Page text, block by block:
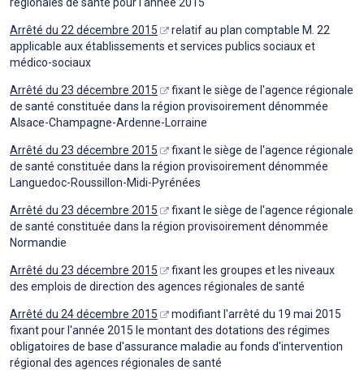
régionales de santé pour l'année 2015
Arrêté du 22 décembre 2015
relatif au plan comptable M. 22
applicable aux établissements et services publics sociaux et
médico-sociaux
Arrêté du 23 décembre 2015
fixant le siège de l'agence régionale
de santé constituée dans la région provisoirement dénommée
Alsace-Champagne-Ardenne-Lorraine
Arrêté du 23 décembre 2015
fixant le siège de l'agence régionale
de santé constituée dans la région provisoirement dénommée
Languedoc-Roussillon-Midi-Pyrénées
Arrêté du 23 décembre 2015
fixant le siège de l'agence régionale
de santé constituée dans la région provisoirement dénommée
Normandie
Arrêté du 23 décembre 2015
fixant les groupes et les niveaux
des emplois de direction des agences régionales de santé
Arrêté du 24 décembre 2015
modifiant l'arrêté du 19 mai 2015
fixant pour l'année 2015 le montant des dotations des régimes
obligatoires de base d'assurance maladie au fonds d'intervention
régional des agences régionales de santé